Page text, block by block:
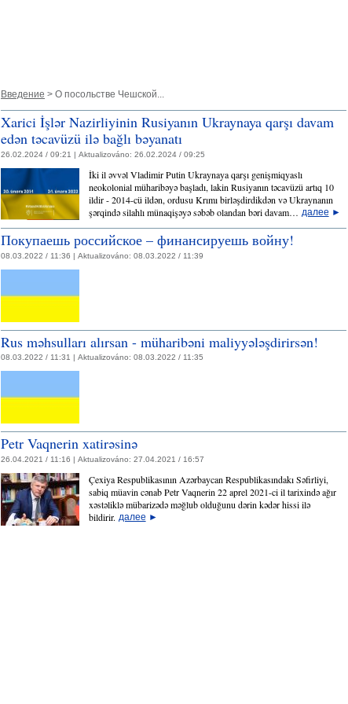
Введение > О посольстве Чешской...
Xarici İşlər Nazirliyinin Rusiyanın Ukraynaya qarşı davam
edən təcavüzü ilə bağlı bəyanatı
26.02.2024 / 09:21 | Aktualizováno: 26.02.2024 / 09:25
İki il əvvəl Vladimir Putin Ukraynaya qarşı genişmiqyaslı
neokolonial müharibəyə başladı, lakin Rusiyanın təcavüzü artıq 10
ildir - 2014-cü ildən, ordusu Krımı birləşdirdikdən və Ukraynanın
şərqində silahlı münaqişəyə səbəb olandan bəri davam… далее ►
Покупаешь российское – финансируешь войну!
08.03.2022 / 11:36 | Aktualizováno: 08.03.2022 / 11:39
Rus məhsulları alırsan - müharibəni maliyyələşdirirsən!
08.03.2022 / 11:31 | Aktualizováno: 08.03.2022 / 11:35
Petr Vaqnerin xatirəsinə
26.04.2021 / 11:16 | Aktualizováno: 27.04.2021 / 16:57
Çexiya Respublikasının Azərbaycan Respublikasındakı Səfirliyi,
sabiq müavin cənab Petr Vaqnerin 22 aprel 2021-ci il tarixində ağır
xəstəliklə mübarizədə məğlub olduğunu dərin kədər hissi ilə
bildirir. далее ►